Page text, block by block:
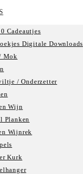
Cadeautjes
Digitale Downloads
Mok
/ Onderzetter
Wijn
Planken
Wijnrek
Kurk